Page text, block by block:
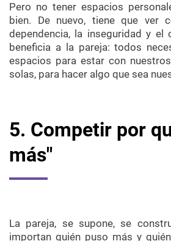
Pero no tener espacios
bien. De nuevo, tiene que ver
dependencia, la inseguridad y el
beneficia a la pareja: todos
espacios para estar con
solas, para hacer algo que sea
5. Competir por
más"
La pareja, se supone, se
importan quién puso más y